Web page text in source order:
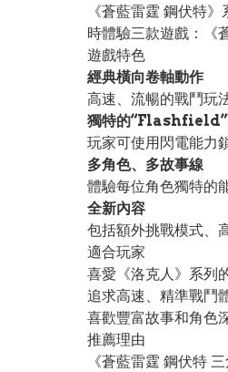
《蒼藍雷霆 鋼伏特
時體驗三款遊戲：《
遊戲特色
經典橫向卷軸動作
高速、流暢的戰鬥玩
獨特的“Flashfield”
玩家可使用閃電能力
多角色、多故事線
體驗每位角色獨特的
全新內容
包括額外挑戰模式、
適合玩家
喜愛《洛克人》系列
追求高速、精準戰鬥
喜歡豐富故事和角色
推薦理由
《蒼藍雷霆 鋼伏特